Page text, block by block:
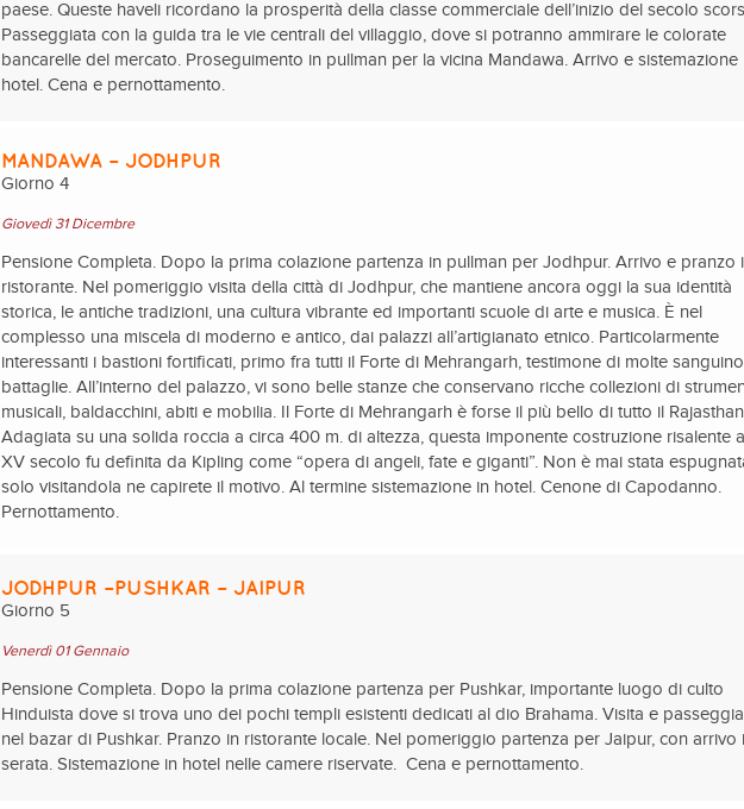
paese. Queste haveli ricordano la prosperità della classe commerciale dell’inizio del secolo
Passeggiata con la guida tra le vie centrali del villaggio, dove si potranno ammirare le colorate
bancarelle del mercato. Proseguimento in pullman per la vicina Mandawa. Arrivo e sistemazione
hotel. Cena e pernottamento.
MANDAWA – JODHPUR
Giorno 4
Giovedì 31 Dicembre
Pensione Completa. Dopo la prima colazione partenza in pullman per Jodhpur. Arrivo e pranzo
ristorante. Nel pomeriggio visita della città di Jodhpur, che mantiene ancora oggi la sua identità
storica, le antiche tradizioni, una cultura vibrante ed importanti scuole di arte e musica. È nel
complesso una miscela di moderno e antico, dai palazzi all’artigianato etnico. Particolarmente
interessanti i bastioni fortificati, primo fra tutti il Forte di Mehrangarh, testimone di molte
battaglie. All’interno del palazzo, vi sono belle stanze che conservano ricche collezioni di
musicali, baldacchini, abiti e mobilia. Il Forte di Mehrangarh è forse il più bello di tutto il
Adagiata su una solida roccia a circa 400 m. di altezza, questa imponente costruzione risalente al
XV secolo fu definita da Kipling come “opera di angeli, fate e giganti”. Non è mai stata
solo visitandola ne capirete il motivo. Al termine sistemazione in hotel. Cenone di Capodanno.
Pernottamento.
JODHPUR –PUSHKAR – JAIPUR
Giorno 5
Venerdì 01 Gennaio
Pensione Completa. Dopo la prima colazione partenza per Pushkar, importante luogo di culto
Hinduista dove si trova uno dei pochi templi esistenti dedicati al dio Brahama. Visita e
nel bazar di Pushkar. Pranzo in ristorante locale. Nel pomeriggio partenza per Jaipur, con arrivo
serata. Sistemazione in hotel nelle camere riservate. Cena e pernottamento.